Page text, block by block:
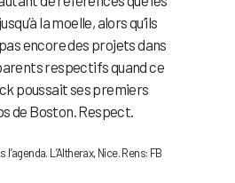
la moelle, alors qu’ils
encore des projets dans
respectifs quand ce
poussait ses premiers
de Boston. Respect.
L’Altherax, Nice. Rens: FB